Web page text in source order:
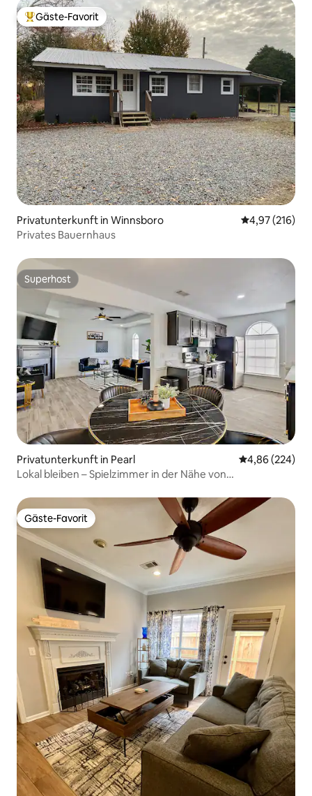
Beliebter Gäste-Favorit.
Gäste-Favorit
Privatunterkunft in Winnsboro
4,97 (216)
Privates Bauernhaus
Superhost
Superhost
Privatunterkunft in Pearl
4,86 (224)
Lokal bleiben – Spielzimmer in der Nähe von
Gäste-Favorit
Gäste-Favorit